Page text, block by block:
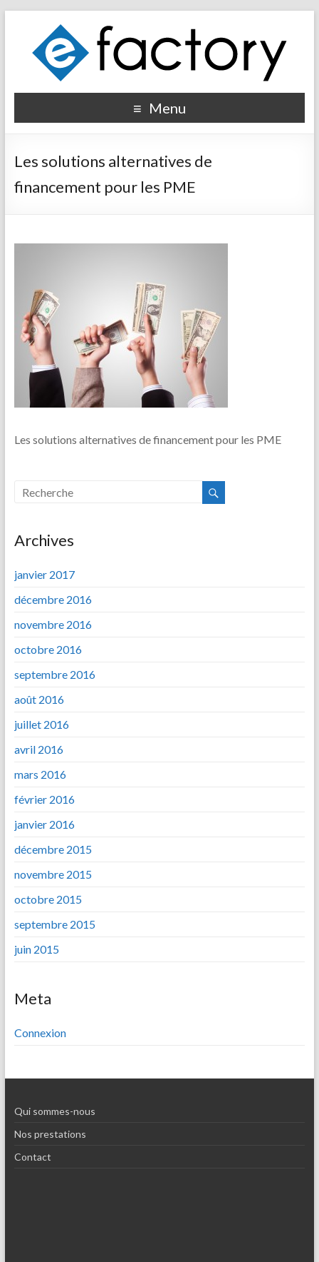
Menu
Les solutions alternatives de
financement pour les PME
Les solutions alternatives de financement pour les PME
Archives
janvier 2017
décembre 2016
novembre 2016
octobre 2016
septembre 2016
août 2016
juillet 2016
avril 2016
mars 2016
février 2016
janvier 2016
décembre 2015
novembre 2015
octobre 2015
septembre 2015
juin 2015
Meta
Connexion
Qui sommes-nous
Nos prestations
Contact